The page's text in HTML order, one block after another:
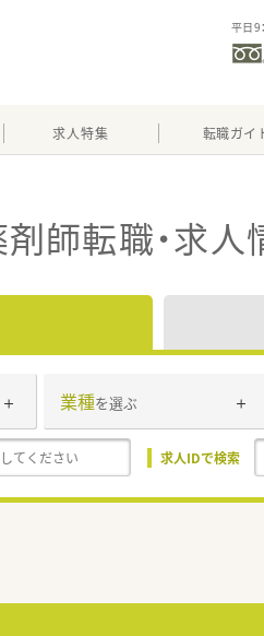
平日9
求人特集 転職ガイ
師転職・求人
業種を選ぶ
求人IDで検索